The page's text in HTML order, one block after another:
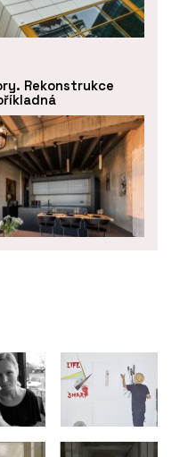
Rekonstrukce
s
na Prahu